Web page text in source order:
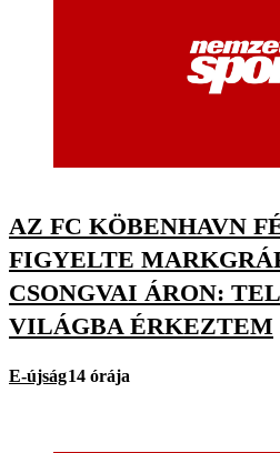
AZ FC KÖBENHAVN
FIGYELTE
CSONGVAI ÁRON:
VILÁGBA ÉRKEZTEM
E-újság14 órája